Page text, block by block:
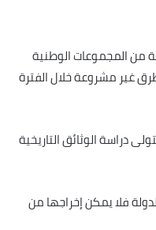
من المجموعات الوطنية
غير مشروعة خلال الفترة
دراسة الوثائق التاريخية
فلا يمكن إخراجها من